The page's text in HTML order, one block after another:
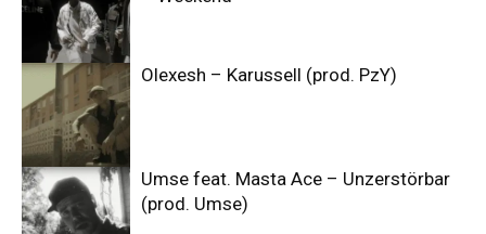
Olexesh – Karussell (prod. PzY)
Umse feat. Masta Ace – Unzerstörbar
(prod. Umse)